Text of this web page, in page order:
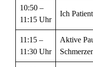
10:50 –
11:15 Uhr
Ich
11:15 –
11:30 Uhr
Aktive